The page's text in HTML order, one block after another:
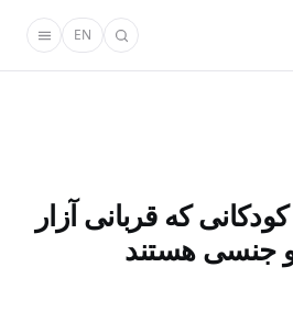
EN
که قربانی آزار
جنسی هستند